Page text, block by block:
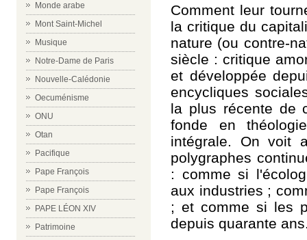
Monde arabe
Mont Saint-Michel
Musique
Notre-Dame de Paris
Nouvelle-Calédonie
Oecuménisme
ONU
Otan
Pacifique
Pape François
Pape François
PAPE LÉON XIV
Patrimoine
Comment leur
la critique du
nature (ou contre-
siècle : critique
et développée
encycliques
la plus récente de
fonde en
intégrale. On voit
polygraphes
: comme si
aux industries ;
; et comme si les
depuis quarante